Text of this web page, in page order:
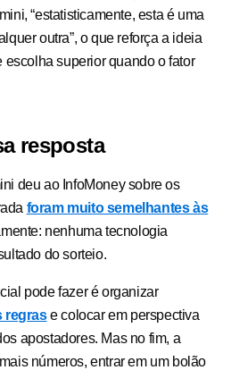
“estatisticamente, esta é uma
outra”, o que reforça a ideia
escolha superior quando o fator
resposta
deu ao InfoMoney sobre os
foram muito semelhantes às
nenhuma tecnologia
do sorteio.
pode fazer é organizar
regrase colocar em perspectiva
apostadores. Mas no fim, a
números, entrar em um bolão